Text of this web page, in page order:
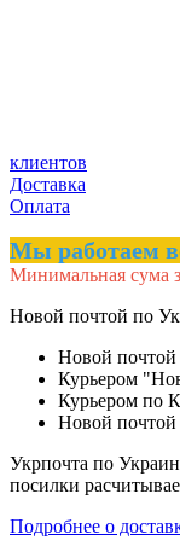
клиентов
Доставка
Оплата
Мы работаем
Минимальная сума
Новой почтой по
Новой
Курьером
Курьером по
Новой почтой
Укрпочта по
посилки
Подробнее о